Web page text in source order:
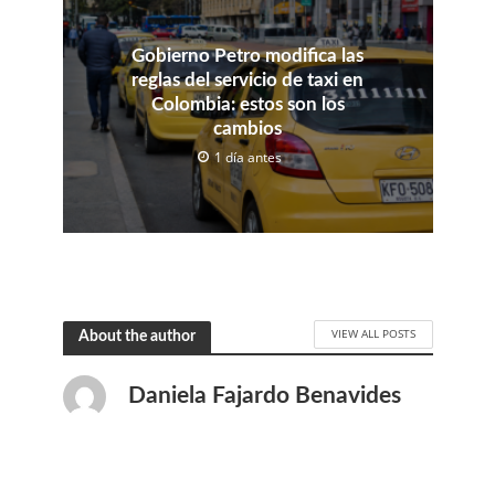
Gobierno Petro modifica las
reglas del servicio de taxi en
Colombia: estos son los
cambios
1 día antes
About the author VIEW ALL POSTS
Daniela Fajardo Benavides